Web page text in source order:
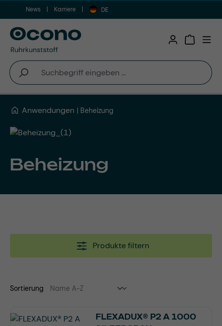
Zum Hauptinhalt springen
News Karriere DE
Anwendungen Beheizung
Beheizung
Produkte filtern
Sortierung
FLEXADUX® P2 A 1000